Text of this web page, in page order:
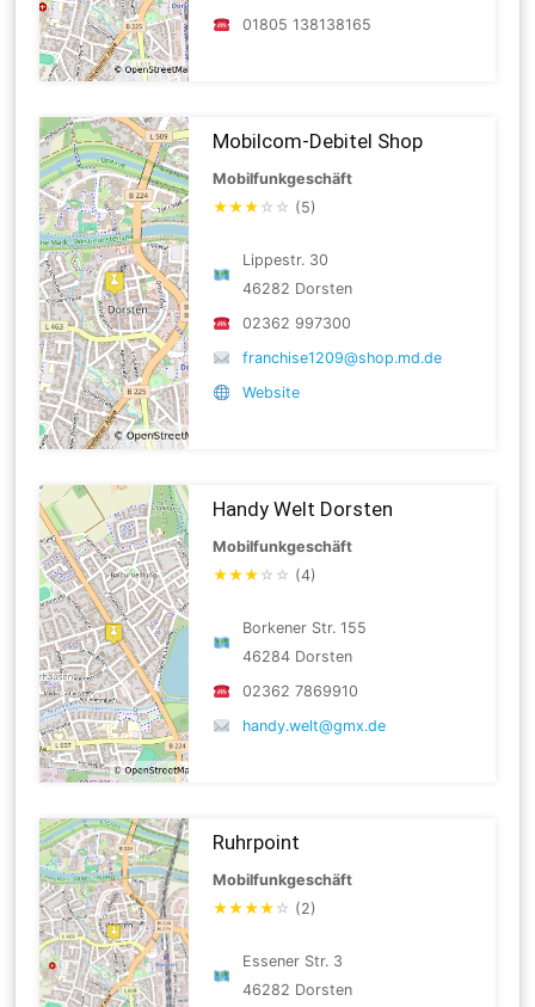
01805 138138165
Mobilcom-Debitel Shop
Mobilfunkgeschäft
★★★ ☆ ☆ (5)
Lippestr. 30
46282 Dorsten
02362 997300
franchise1209@shop.md.de
Website
Handy Welt Dorsten
Mobilfunkgeschäft
★★★ ☆ ☆ (4)
Borkener Str. 155
46284 Dorsten
02362 7869910
handy.welt@gmx.de
Ruhrpoint
Mobilfunkgeschäft
★★★★ ☆ (2)
Essener Str. 3
46282 Dorsten